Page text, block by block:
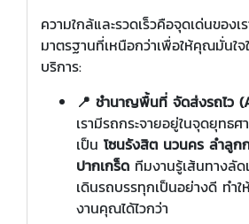
ความใกล้และรวดเร็วคือจุดเด่นของเ
มาตรฐานที่เหนือกว่าเพื่อให้คุณมั่นใจ
บริการ:
📍 ชำนาญพื้นที่ จัดส่งรถไว
เรามีรถกระจายอยู่ในจุดยุทธ
เป็น โซนรังสิต นวนคร ลำลูก
ปากเกร็ด ทีมงานรู้เส้นทางลั
เดินรถบรรทุกเป็นอย่างดี ทำใ
งานคุณได้ไวกว่า